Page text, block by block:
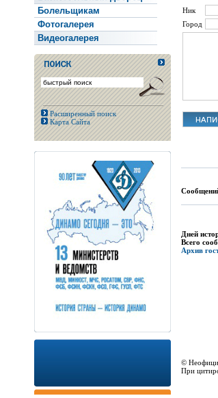
Болельщикам
Фотогалерея
Видеогалерея
Расширенный поиск
Карта Сайта
Ник
Город
Дней
Всего
Архив
©
При